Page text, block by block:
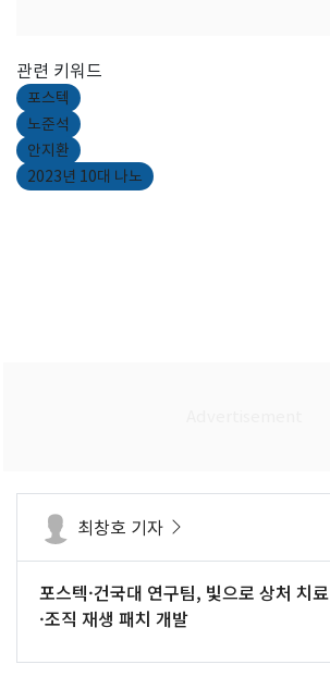
관련 키워드
포스텍
노준석
안지환
2023년 10대 나노
최창호 기자
포스텍·건국대 연구팀, 빛으로 상처 치료
·조직 재생 패치 개발